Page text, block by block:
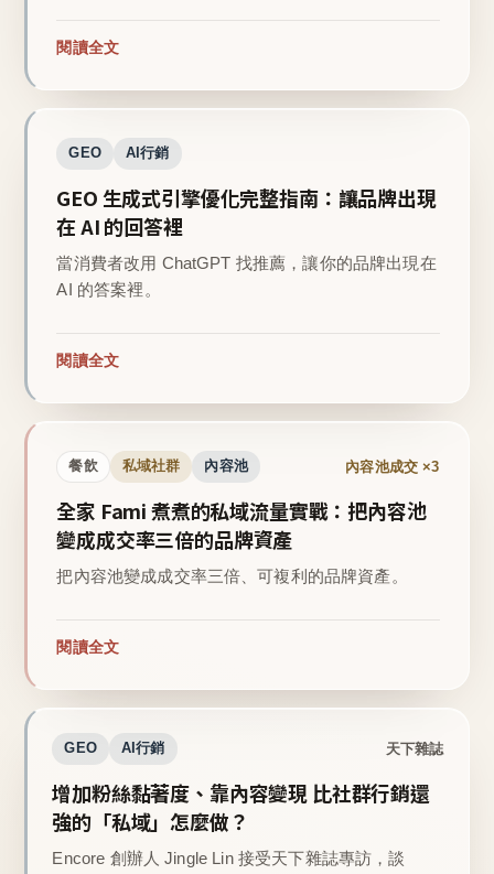
閱讀全文
GEO AI行銷
GEO 生成式引擎優化完整指南：讓品牌出現
在 AI 的回答裡
當消費者改用 ChatGPT 找推薦，讓你的品牌出現在
AI 的答案裡。
閱讀全文
餐飲 私域社群 內容池 內容池成交 ×3
全家 Fami 煮煮的私域流量實戰：把內容池
變成成交率三倍的品牌資產
把內容池變成成交率三倍、可複利的品牌資產。
閱讀全文
GEO AI行銷 天下雜誌
增加粉絲黏著度、靠內容變現 比社群行銷還
強的「私域」怎麼做？
Encore 創辦人 Jingle Lin 接受天下雜誌專訪，談